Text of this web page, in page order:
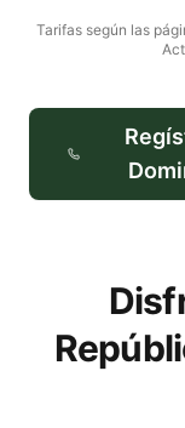
Tarifas según las